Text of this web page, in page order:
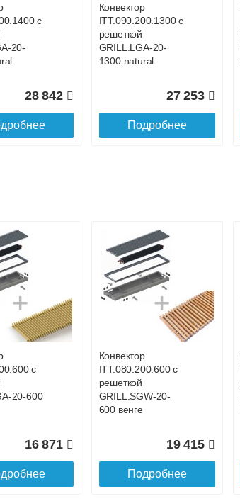
с
20-
28 842
Конвектор
ITT.090.200.1300 с
решеткой
GRILL.LGA-20-
1300 natural
27 253
Подробнее
с
20-900
20 334
Конвектор
ITT.090.200.800 с
GRILL.LGA-20-800
18 731
Подробнее
с
20-600
16 871
Конвектор
ITT.080.200.600 с
решеткой
GRILL.SGW-20-
600 венге
19 415
Подробнее